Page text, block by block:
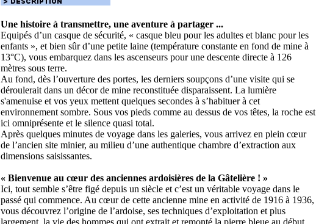
Une histoire à transmettre, une aventure à partager ...
Equipés d’un casque de sécurité, « casque bleu pour les adultes et blanc pour les
enfants », et bien sûr d’une petite laine (température constante en fond de mine à
13°C), vous embarquez dans les ascenseurs pour une descente directe à 126
mètres sous terre.
Au fond, dès l’ouverture des portes, les derniers soupçons d’une visite qui se
déroulerait dans un décor de mine reconstituée disparaissent. La lumière
s'amenuise et vos yeux mettent quelques secondes à s’habituer à cet
environnement sombre. Sous vos pieds comme au dessus de vos têtes, la roche est
ici omniprésente et le silence quasi total.
Après quelques minutes de voyage dans les galeries, vous arrivez en plein cœur
de l’ancien site minier, au milieu d’une authentique chambre d’extraction aux
dimensions saisissantes.
« Bienvenue au cœur des anciennes ardoisières de la Gâtelière ! »
Ici, tout semble s’être figé depuis un siècle et c’est un véritable voyage dans le
passé qui commence. Au cœur de cette ancienne mine en activité de 1916 à 1936,
vous découvrez l’origine de l’ardoise, ses techniques d’exploitation et plus
largement, la vie des hommes qui ont extrait et remonté la pierre bleue au début